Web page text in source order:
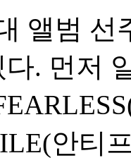
앨범 선
. 먼저
안티